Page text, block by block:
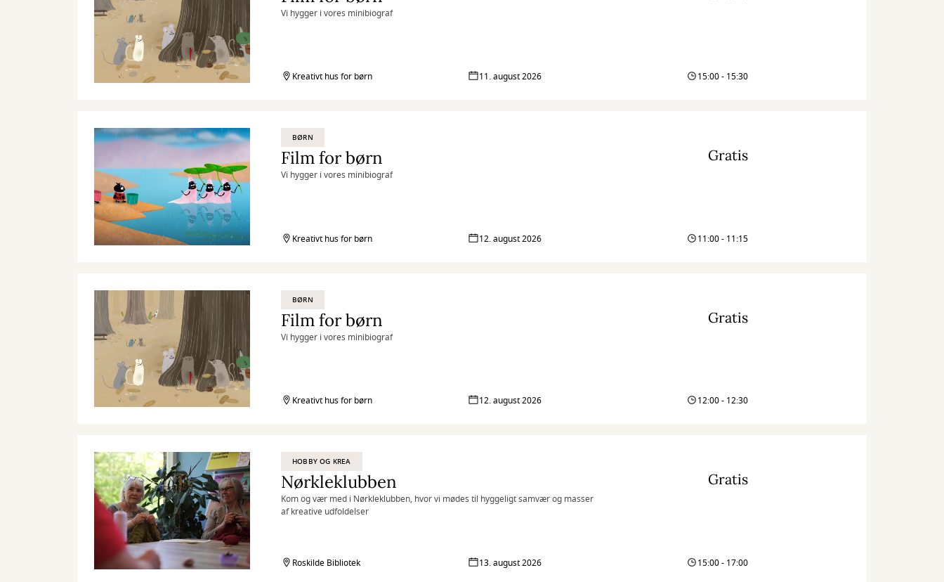
Vi hygger i vores minibiograf
Kreativt hus for børn 11. august 2026 15:00 - 15:30
BØRN
Film for børn
Vi hygger i vores minibiograf
Gratis
Kreativt hus for børn 12. august 2026 11:00 - 11:15
BØRN
Film for børn
Vi hygger i vores minibiograf
Gratis
Kreativt hus for børn 12. august 2026 12:00 - 12:30
HOBBY OG KREA
Nørkleklubben
Kom og vær med i Nørkleklubben, hvor vi mødes til hyggeligt samvær og masser
af kreative udfoldelser
Gratis
Roskilde Bibliotek 13. august 2026 15:00 - 17:00